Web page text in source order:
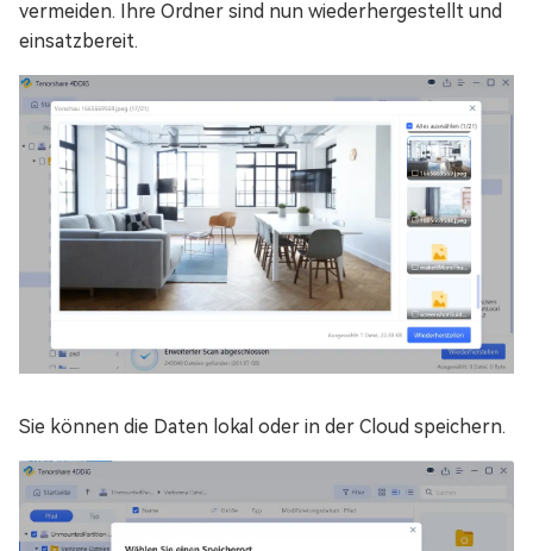
vermeiden. Ihre Ordner sind nun wiederhergestellt und
einsatzbereit.
Sie können die Daten lokal oder in der Cloud speichern.